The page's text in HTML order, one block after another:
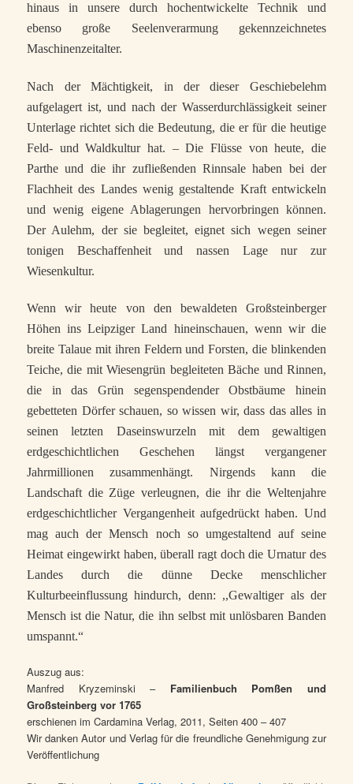
hinaus in unsere durch hochentwickelte Technik und
ebenso große Seelenverarmung gekennzeichnetes
Maschinenzeitalter.
Nach der Mächtigkeit, in der dieser Geschiebelehm
aufgelagert ist, und nach der Wasserdurchlässigkeit seiner
Unterlage richtet sich die Bedeutung, die er für die heutige
Feld- und Waldkultur hat. – Die Flüsse von heute, die
Parthe und die ihr zufließenden Rinnsale haben bei der
Flachheit des Landes wenig gestaltende Kraft entwickeln
und wenig eigene Ablagerungen hervorbringen können.
Der Aulehm, der sie begleitet, eignet sich wegen seiner
tonigen Beschaffenheit und nassen Lage nur zur
Wiesenkultur.
Wenn wir heute von den bewaldeten Großsteinberger
Höhen ins Leipziger Land hineinschauen, wenn wir die
breite Talaue mit ihren Feldern und Forsten, die blinkenden
Teiche, die mit Wiesengrün begleiteten Bäche und Rinnen,
die in das Grün segenspendender Obstbäume hinein
gebetteten Dörfer schauen, so wissen wir, dass das alles in
seinen letzten Daseinswurzeln mit dem gewaltigen
erdgeschichtlichen Geschehen längst vergangener
Jahrmillionen zusammenhängt. Nirgends kann die
Landschaft die Züge verleugnen, die ihr die Weltenjahre
erdgeschichtlicher Vergangenheit aufgedrückt haben. Und
mag auch der Mensch noch so umgestaltend auf seine
Heimat eingewirkt haben, überall ragt doch die Urnatur des
Landes durch die dünne Decke menschlicher
Kulturbeeinflussung hindurch, denn: ,,Gewaltiger als der
Mensch ist die Natur, die ihn selbst mit unlösbaren Banden
umspannt.“
Auszug aus:
Manfred Kryzeminski – Familienbuch Pomßen und
Großsteinberg vor 1765
erschienen im Cardamina Verlag, 2011, Seiten 400 – 407
Wir danken Autor und Verlag für die freundliche Genehmigung zur
Veröffentlichung